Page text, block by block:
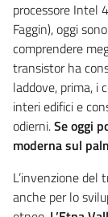
processore Intel
Faggin), oggi
comprendere
transistor ha
laddove, prima, i
interi edifici e
odierni.Se oggi
moderna sul
L’invenzione
anche per lo